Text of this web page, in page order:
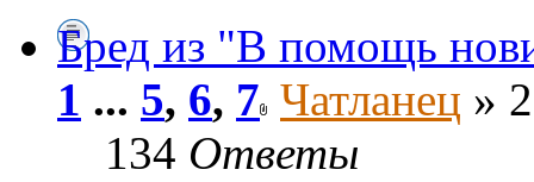
Бред из "В помощь
1 ... 5, 6, 7 Чатланец »
134 Ответы